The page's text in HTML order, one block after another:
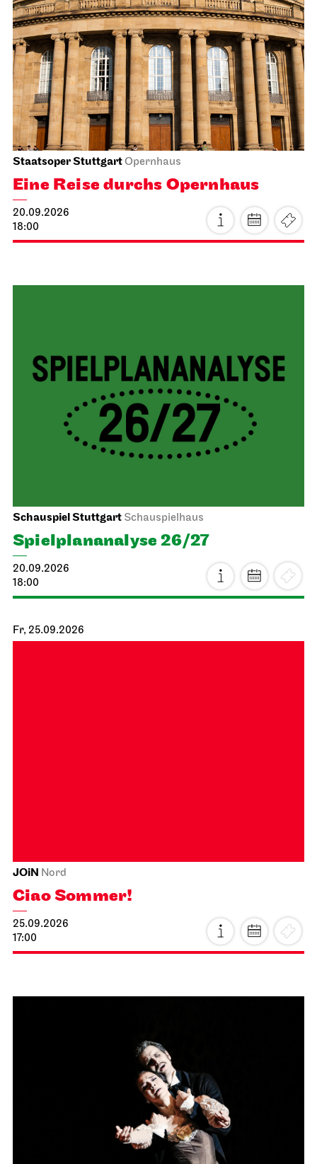
Staatsoper StuttgartOpernhaus
Eine Reise durchs Opernhaus
20.09.2026
18:00
Schauspiel Stuttgart Schauspielhaus
Spiel­plan­analyse 26/27
20.09.2026
18:00
Fr, 25.09.2026
JOiN Nord
Ciao Sommer!
25.09.2026
17:00